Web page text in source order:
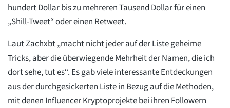
hundert Dollar bis zu mehreren Tausend Dollar für einen
„Shill-Tweet“ oder einen Retweet.
Laut Zachxbt „macht nicht jeder auf der Liste geheime
Tricks, aber die überwiegende Mehrheit der Namen, die ich
dort sehe, tut es“. Es gab viele interessante Entdeckungen
aus der durchgesickerten Liste in Bezug auf die Methoden,
mit denen Influencer Kryptoprojekte bei ihren Followern